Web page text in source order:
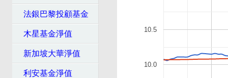
法銀巴黎投顧基金
木星基金淨值
新加坡大華淨值
利安基金淨值
10.0
10.5